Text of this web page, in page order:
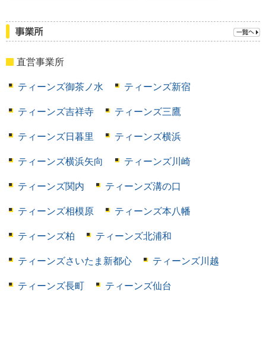
直営事業所
ティーンズ御茶ノ水 ティーンズ新宿
ティーンズ吉祥寺 ティーンズ三鷹
ティーンズ日暮里 ティーンズ横浜
ティーンズ横浜矢向 ティーンズ川崎
ティーンズ関内 ティーンズ溝の口
ティーンズ相模原 ティーンズ本八幡
ティーンズ柏 ティーンズ北浦和
ティーンズさいたま新都心 ティーンズ川越
ティーンズ長町 ティーンズ仙台